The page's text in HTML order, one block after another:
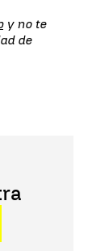
y no te
de